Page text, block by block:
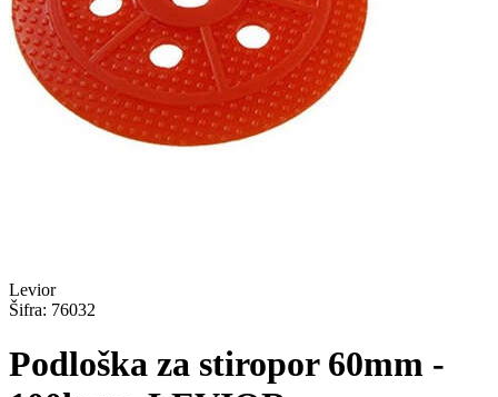
Levior
Šifra: 76032
Podloška za stiropor 60mm -